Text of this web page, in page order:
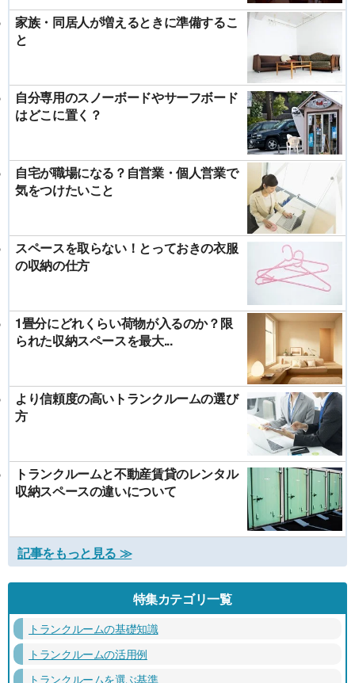
家族・同居人が増えるときに準備するこ
と
自分専用のスノーボードやサーフボード
はどこに置く？
自宅が職場になる？自営業・個人営業で
気をつけたいこと
スペースを取らない！とっておきの衣服
の収納の仕方
1畳分にどれくらい荷物が入るのか？限
られた収納スペースを最大...
より信頼度の高いトランクルームの選び
方
トランクルームと不動産賃貸のレンタル
収納スペースの違いについて
記事をもっと見る ≫
特集カテゴリ一覧
トランクルームの基礎知識
トランクルームの活用例
トランクルームを選ぶ基準